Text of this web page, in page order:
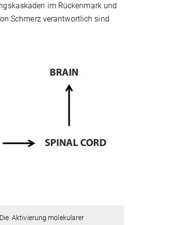
im Rückenmark und
Schmerz verantwortlich sind
Aktivierung molekularer